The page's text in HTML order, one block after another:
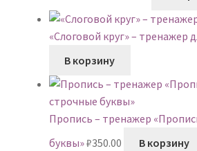
«Слоговой круг» – тренажер
В корзину
Пропись – тренажер
буквы»₽350.00 В корзину